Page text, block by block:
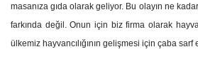
masanıza gıda olarak geliyor. Bu olayın ne
farkında değil. Onun için biz firma olarak
ülkemiz hayvancılığının gelişmesi için çaba sarf